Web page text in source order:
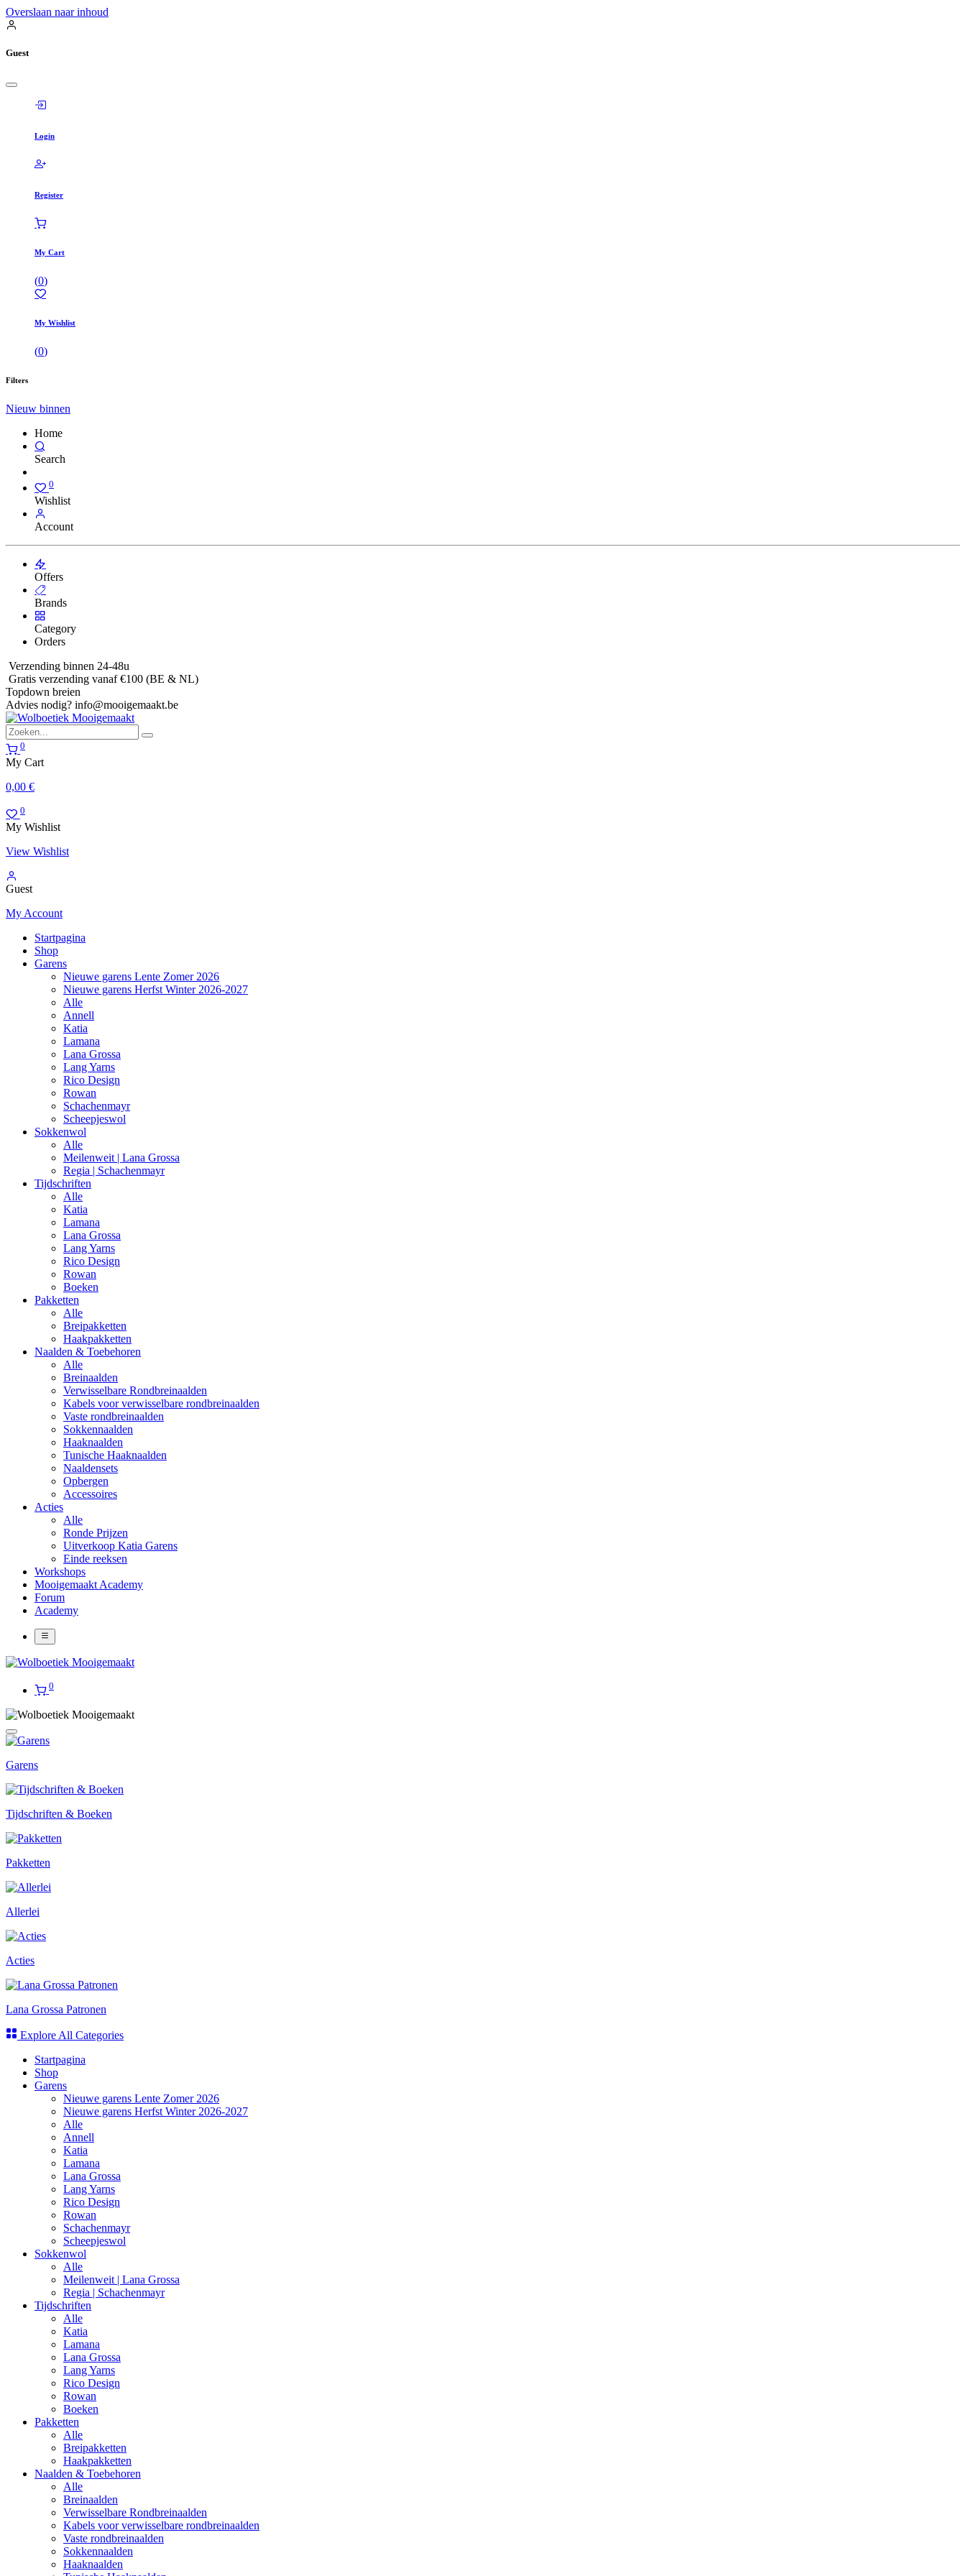
Overslaan naar inhoud
Guest
Login
Register
My Cart
(0)
My Wishlist
(0)
Filters
Nieuw binnen
Home
Search
0
Wishlist
Account
Offers
Brands
Category
Orders
Verzending binnen 24-48u
Gratis verzending vanaf €100 (BE & NL)
Topdown breien
Advies nodig? info@mooigemaakt.be
0
My Cart
0,00 €
0
My Wishlist
View Wishlist
Guest
My Account
Startpagina
Shop
Garens
Nieuwe garens Lente Zomer 2026
Nieuwe garens Herfst Winter 2026-2027
Alle
Annell
Katia
Lamana
Lana Grossa
Lang Yarns
Rico Design
Rowan
Schachenmayr
Scheepjeswol
Sokkenwol
Alle
Meilenweit | Lana Grossa
Regia | Schachenmayr
Tijdschriften
Alle
Katia
Lamana
Lana Grossa
Lang Yarns
Rico Design
Rowan
Boeken
Pakketten
Alle
Breipakketten
Haakpakketten
Naalden & Toebehoren
Alle
Breinaalden
Verwisselbare Rondbreinaalden
Kabels voor verwisselbare rondbreinaalden
Vaste rondbreinaalden
Sokkennaalden
Haaknaalden
Tunische Haaknaalden
Naaldensets
Opbergen
Accessoires
Acties
Alle
Ronde Prijzen
Uitverkoop Katia Garens
Einde reeksen
Workshops
Mooigemaakt Academy
Forum
Academy
0
Garens
Tijdschriften & Boeken
Pakketten
Allerlei
Acties
Lana Grossa Patronen
Explore All Categories
Startpagina
Shop
Garens
Nieuwe garens Lente Zomer 2026
Nieuwe garens Herfst Winter 2026-2027
Alle
Annell
Katia
Lamana
Lana Grossa
Lang Yarns
Rico Design
Rowan
Schachenmayr
Scheepjeswol
Sokkenwol
Alle
Meilenweit | Lana Grossa
Regia | Schachenmayr
Tijdschriften
Alle
Katia
Lamana
Lana Grossa
Lang Yarns
Rico Design
Rowan
Boeken
Pakketten
Alle
Breipakketten
Haakpakketten
Naalden & Toebehoren
Alle
Breinaalden
Verwisselbare Rondbreinaalden
Kabels voor verwisselbare rondbreinaalden
Vaste rondbreinaalden
Sokkennaalden
Haaknaalden